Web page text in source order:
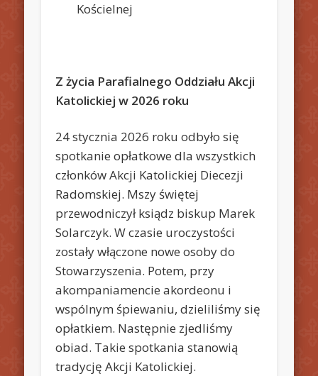
Kościelnej
Z życia Parafialnego Oddziału Akcji
Katolickiej w 2026 roku
24 stycznia 2026 roku odbyło się
spotkanie opłatkowe dla wszystkich
członków Akcji Katolickiej Diecezji
Radomskiej. Mszy świętej
przewodniczył ksiądz biskup Marek
Solarczyk. W czasie uroczystości
zostały włączone nowe osoby do
Stowarzyszenia. Potem, przy
akompaniamencie akordeonu i
wspólnym śpiewaniu, dzieliliśmy się
opłatkiem. Następnie zjedliśmy
obiad. Takie spotkania stanowią
tradycję Akcji Katolickiej.